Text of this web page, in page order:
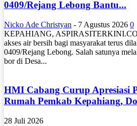
0409/Rejang Lebong Bantu...
Nicko Ade Christyan - 7 Agustus 2026 0
KEPAHIANG,
akses air bersih bagi masyarakat terus
0409/Rejang Lebong. Salah satunya
bor di Desa...
HMI Cabang Curup Apresiasi
Rumah Pemkab Kepahiang,
28 Juli 2026